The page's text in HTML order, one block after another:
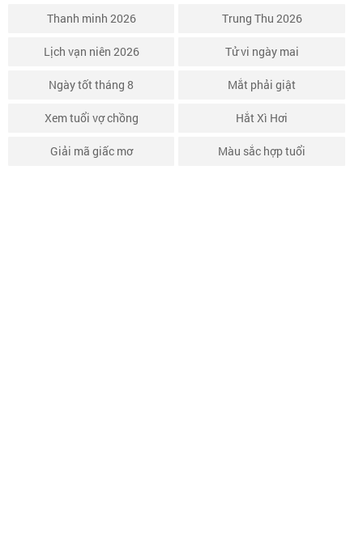
Thanh minh 2026 Trung Thu 2026
Lịch vạn niên 2026 Tử vi ngày mai
Ngày tốt tháng 8 Mắt phải giật
Xem tuổi vợ chồng Hắt Xì Hơi
Giải mã giấc mơ Màu sắc hợp tuổi